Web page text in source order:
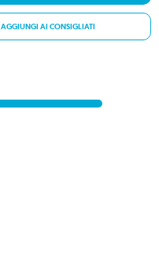
AGGIUNGI AI CONSIGLIATI